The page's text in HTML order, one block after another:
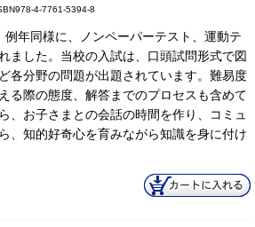
4-7761-5394-8
年同様に、ノンペーパーテスト、運動テ
ました。当校の入試は、口頭試問形式で図
各分野の問題が出題されています。難易度
る際の態度、解答までのプロセスも含めて
、お子さまとの会話の時間を作り、コミュ
、知的好奇心を育みながら知識を身に付け